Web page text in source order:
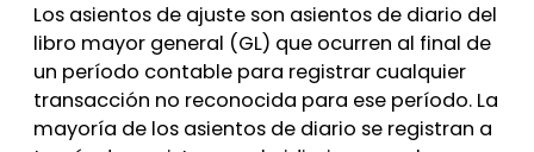
Los asientos de ajuste son asientos de diario del
libro mayor general (GL) que ocurren al final de
un período contable para registrar cualquier
transacción no reconocida para ese período. La
mayoría de los asientos de diario se registran a